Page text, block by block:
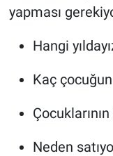
yapması
Hangi
Kaç
Neden